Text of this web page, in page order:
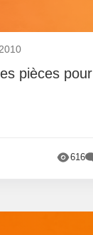
pièces pour
616